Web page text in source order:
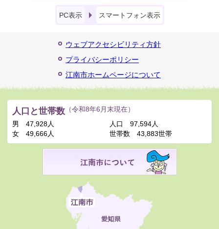
PC表示 スマートフォン表示
ウェブアクセシビリティ方針
プライバシーポリシー
江南市ホームページについて
人口と世帯数 （令和8年6月末現在）
男
47,928人
女
49,666人
人口
97,594人
世帯数
43,883世帯